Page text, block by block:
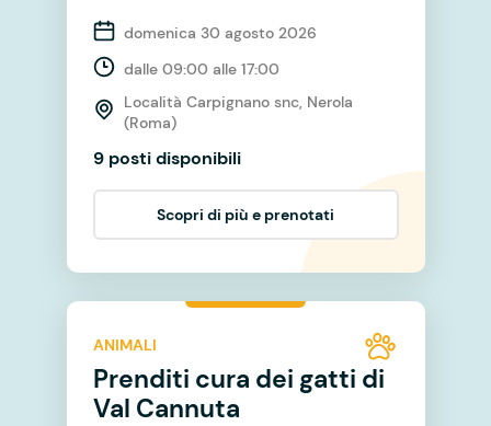
domenica 30 agosto 2026
dalle 09:00 alle 17:00
Località Carpignano snc, Nerola
(Roma)
9 posti disponibili
Scopri di più e prenotati
ANIMALI
Prenditi cura dei gatti di
Val Cannuta